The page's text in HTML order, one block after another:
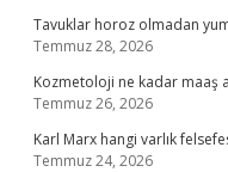
Tavuklar horoz olmadan
Temmuz 28, 2026
Kozmetoloji ne kadar maaş
Temmuz 26, 2026
Karl Marx hangi varlık
Temmuz 24, 2026